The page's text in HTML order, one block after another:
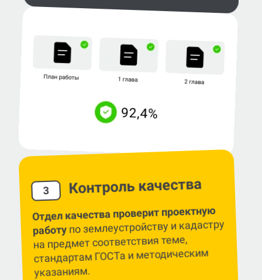
3 Контроль качества
Отдел качества проверит проектную
работупо землеустройству и кадастру
на предмет соответствия теме,
стандартам ГОСТа и методическим
указаниям.